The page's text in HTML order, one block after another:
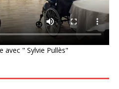
avec " Sylvie Pullès"